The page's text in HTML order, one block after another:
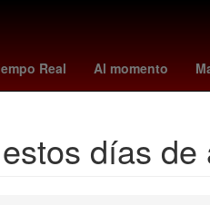
Real Al momento
moises peñaloza Brasil
días